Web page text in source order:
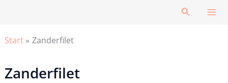
Suchen
Start Zanderfilet
Zanderfilet